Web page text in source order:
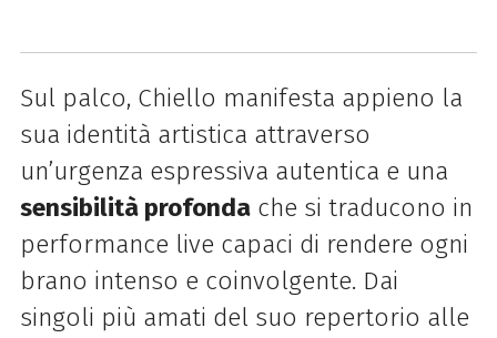
Sul palco, Chiello manifesta appieno la
sua identità artistica attraverso
un’urgenza espressiva autentica e una
sensibilità profondache si traducono in
performance live capaci di rendere ogni
brano intenso e coinvolgente. Dai
singoli più amati del suo repertorio alle